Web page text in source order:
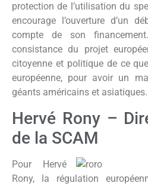
protection de l’utilisation du
encourage l’ouverture d’un
compte de son
consistance du projet
citoyenne et politique de ce
européenne, pour avoir un
géants américains et asiatiques.
Hervé Rony –
de la SCAM
Pour Hervé
Rony, la régulation